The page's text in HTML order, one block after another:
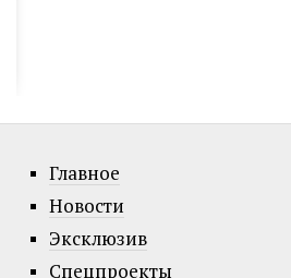
Главное
Новости
Эксклюзив
Спецпроекты